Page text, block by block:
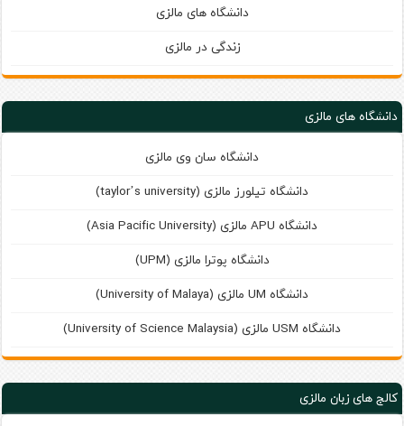
دانشگاه های مالزی
زندگی در مالزی
دانشگاه های مالزی
دانشگاه سان وی مالزی
دانشگاه تیلورز مالزی (taylor’s university)
دانشگاه APU مالزی (Asia Pacific University)
دانشگاه پوترا مالزی (UPM)
دانشگاه UM مالزی (University of Malaya)
دانشگاه USM مالزی (University of Science Malaysia)
کالج های زبان مالزی